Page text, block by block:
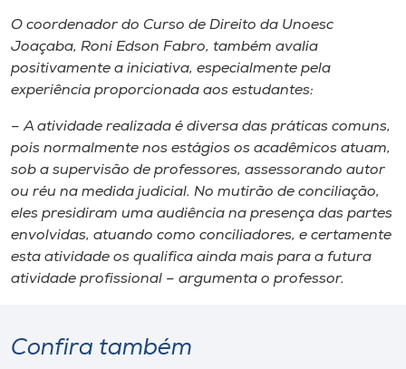
O coordenador do Curso de Direito da Unoesc
Joaçaba, Roni Edson Fabro, também avalia
positivamente a iniciativa, especialmente pela
experiência proporcionada aos estudantes:
– A atividade realizada é diversa das práticas comuns,
pois normalmente nos estágios os acadêmicos atuam,
sob a supervisão de professores, assessorando autor
ou réu na medida judicial. No mutirão de conciliação,
eles presidiram uma audiência na presença das partes
envolvidas, atuando como conciliadores, e certamente
esta atividade os qualifica ainda mais para a futura
atividade profissional – argumenta o professor.
Confira também